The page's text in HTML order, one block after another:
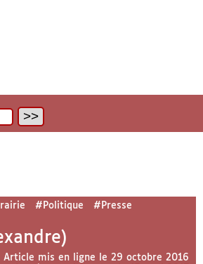
#Politique
#Presse
Article mis en ligne le 29 octobre 2016